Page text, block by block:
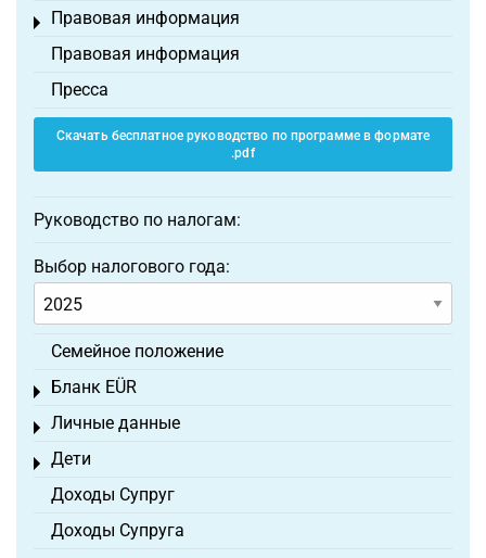
Правовая информация
Toggle menu
Правовая информация
Пресса
Скачать бесплатное руководство по программе в формате
.pdf
Руководство по налогам:
Выбор налогового года:
Семейное положение
Бланк EÜR
Toggle menu
Личные данные
Toggle menu
Дети
Toggle menu
Доходы Супруг
Доходы Супруга